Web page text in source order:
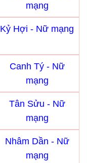
mạng
Kỷ Hợi - Nữ mạng
Canh Tý - Nữ
mạng
Tân Sửu - Nữ
mạng
Nhâm Dần - Nữ
mạng